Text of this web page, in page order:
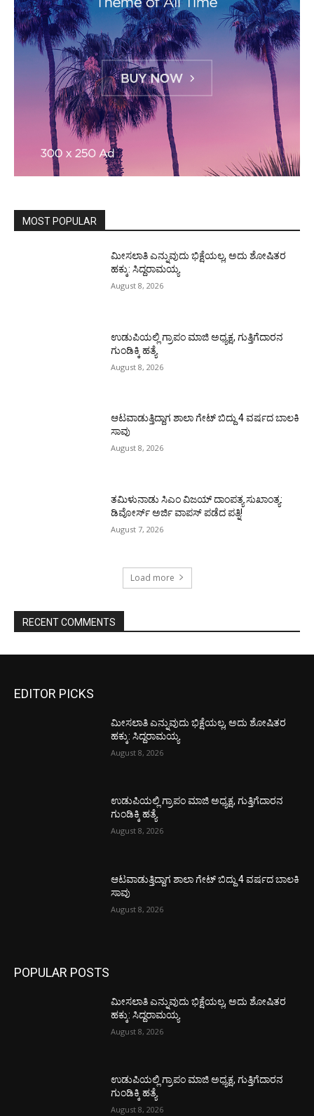
MOST POPULAR
ಮೀಸಲಾತಿ ಎನ್ನುವುದು ಭಿಕ್ಷೆಯಲ್ಲ, ಅದು ಶೋಷಿತರ
ಹಕ್ಕು: ಸಿದ್ದರಾಮಯ್ಯ
August 8, 2026
ಉಡುಪಿಯಲ್ಲಿ ಗ್ರಾಪಂ ಮಾಜಿ ಅಧ್ಯಕ್ಷ, ಗುತ್ತಿಗೆದಾರನ
ಗುಂಡಿಕ್ಕಿ ಹತ್ಯೆ
August 8, 2026
ಆಟವಾಡುತ್ತಿದ್ದಾಗ ಶಾಲಾ ಗೇಟ್‌ ಬಿದ್ದು 4 ವರ್ಷದ ಬಾಲಕಿ
ಸಾವು
August 8, 2026
ತಮಿಳುನಾಡು ಸಿಎಂ ವಿಜಯ್‌ ದಾಂಪತ್ಯ ಸುಖಾಂತ್ಯ:
ಡಿವೋರ್ಸ್‌ ಅರ್ಜಿ ವಾಪಸ್‌ ಪಡೆದ ಪತ್ನಿ!
August 7, 2026
Load more
RECENT COMMENTS
EDITOR PICKS
ಮೀಸಲಾತಿ ಎನ್ನುವುದು ಭಿಕ್ಷೆಯಲ್ಲ, ಅದು ಶೋಷಿತರ
ಹಕ್ಕು: ಸಿದ್ದರಾಮಯ್ಯ
August 8, 2026
ಉಡುಪಿಯಲ್ಲಿ ಗ್ರಾಪಂ ಮಾಜಿ ಅಧ್ಯಕ್ಷ, ಗುತ್ತಿಗೆದಾರನ
ಗುಂಡಿಕ್ಕಿ ಹತ್ಯೆ
August 8, 2026
ಆಟವಾಡುತ್ತಿದ್ದಾಗ ಶಾಲಾ ಗೇಟ್‌ ಬಿದ್ದು 4 ವರ್ಷದ ಬಾಲಕಿ
ಸಾವು
August 8, 2026
POPULAR POSTS
ಮೀಸಲಾತಿ ಎನ್ನುವುದು ಭಿಕ್ಷೆಯಲ್ಲ, ಅದು ಶೋಷಿತರ
ಹಕ್ಕು: ಸಿದ್ದರಾಮಯ್ಯ
August 8, 2026
ಉಡುಪಿಯಲ್ಲಿ ಗ್ರಾಪಂ ಮಾಜಿ ಅಧ್ಯಕ್ಷ, ಗುತ್ತಿಗೆದಾರನ
ಗುಂಡಿಕ್ಕಿ ಹತ್ಯೆ
August 8, 2026